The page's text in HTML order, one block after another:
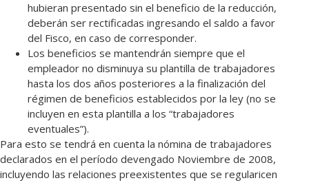
hubieran presentado sin el beneficio de la reducción,
deberán ser rectificadas ingresando el saldo a favor
del Fisco, en caso de corresponder.
Los beneficios se mantendrán siempre que el
empleador no disminuya su plantilla de trabajadores
hasta los dos años posteriores a la finalización del
régimen de beneficios establecidos por la ley (no se
incluyen en esta plantilla a los “trabajadores
eventuales”).
Para esto se tendrá en cuenta la nómina de trabajadores
declarados en el período devengado Noviembre de 2008,
incluyendo las relaciones preexistentes que se regularicen